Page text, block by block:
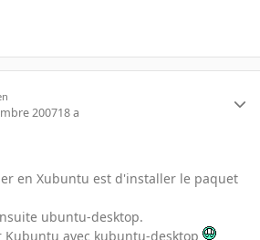
200718 a
en Xubuntu est d'installer le paquet
ubuntu-desktop.
Kubuntu avec kubuntu-desktop